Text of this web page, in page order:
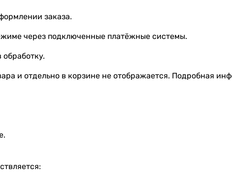
заказа.
через подключенные платёжные системы.
и отдельно в корзине не отображается. Подробная